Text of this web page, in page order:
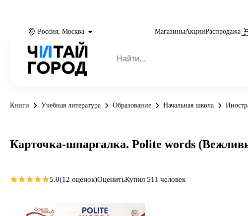
Россия, Москва МагазиныАкцииРаспродажа
Книги Учебная литература Образование Начальная школа
Карточка-шпаргалка. Polite words
5.0(12 оценок)ОценитьКупил 511 человек